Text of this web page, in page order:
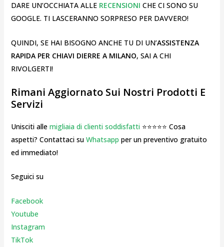
DARE UN’OCCHIATA ALLE RECENSIONI CHE CI SONO SU
GOOGLE. TI LASCERANNO SORPRESO PER DAVVERO!
QUINDI, SE HAI BISOGNO ANCHE TU DI UN’ASSISTENZA
RAPIDA PER CHIAVI DIERRE A MILANO, SAI A CHI
RIVOLGERTI!
Rimani Aggiornato Sui Nostri Prodotti E
Servizi
Unisciti alle migliaia di clienti soddisfatti⭐⭐⭐⭐⭐ Cosa
aspetti? Contattaci su Whatsapp per un preventivo gratuito
ed immediato!
Seguici su
Facebook
Youtube
Instagram
TikTok